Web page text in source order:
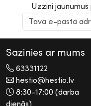
Uzzini
Sazinies ar mums
63331122
hestio@hestio.lv
8:30-17:00 (darba
dienās)